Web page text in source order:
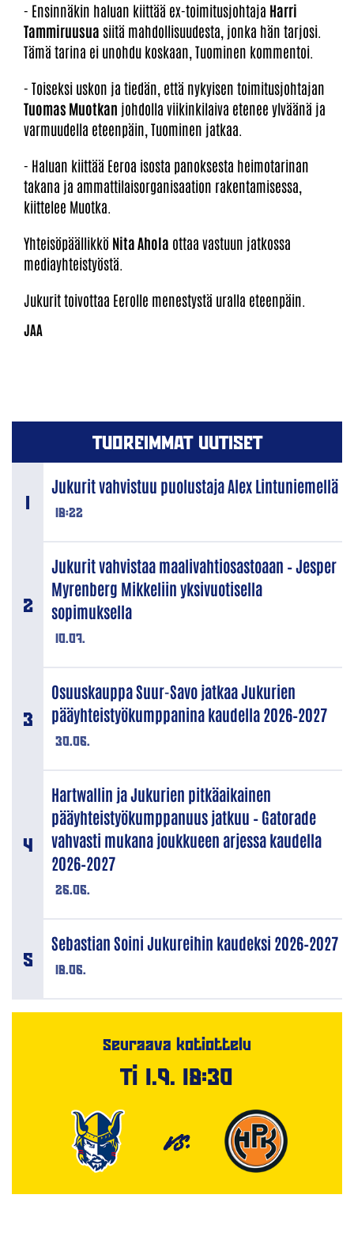
- Ensinnäkin haluan kiittää ex-toimitusjohtaja Harri
Tammiruusua siitä mahdollisuudesta, jonka hän tarjosi.
Tämä tarina ei unohdu koskaan, Tuominen kommentoi.
- Toiseksi uskon ja tiedän, että nykyisen toimitusjohtajan
Tuomas Muotkan johdolla viikinkilaiva etenee ylväänä ja
varmuudella eteenpäin, Tuominen jatkaa.
- Haluan kiittää Eeroa isosta panoksesta heimotarinan
takana ja ammattilaisorganisaation rakentamisessa,
kiittelee Muotka.
Yhteisöpäällikkö Nita Ahola ottaa vastuun jatkossa
mediayhteistyöstä.
Jukurit toivottaa Eerolle menestystä uralla eteenpäin.
TUOREIMMAT UUTISET
18:22
Jukurit vahvistuu puolustaja Alex Lintuniemellä
10.07.
Jukurit vahvistaa maalivahtiosastoaan – Jesper
Myrenberg Mikkeliin yksivuotisella
sopimuksella
30.06.
Osuuskauppa Suur-Savo jatkaa Jukurien
pääyhteistyökumppanina kaudella 2026–2027
26.06.
Hartwallin ja Jukurien pitkäaikainen
pääyhteistyökumppanuus jatkuu – Gatorade
vahvasti mukana joukkueen arjessa kaudella
2026–2027
18.06.
Sebastian Soini Jukureihin kaudeksi 2026–2027
Seuraava kotiottelu
Ti 1.9. 18:30
VS.